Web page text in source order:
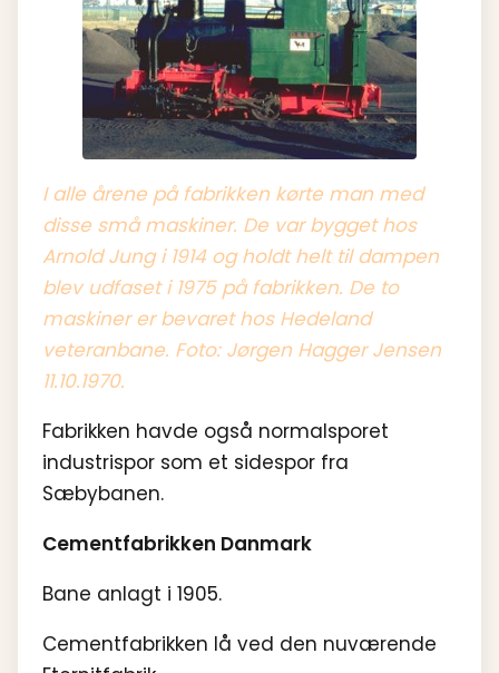
I alle årene på fabrikken kørte man med
disse små maskiner. De var bygget hos
Arnold Jung i 1914 og holdt helt til dampen
blev udfaset i 1975 på fabrikken. De to
maskiner er bevaret hos Hedeland
veteranbane. Foto: Jørgen Hagger Jensen
11.10.1970.
Fabrikken havde også normalsporet
industrispor som et sidespor fra
Sæbybanen.
Cementfabrikken Danmark
Bane anlagt i 1905.
Cementfabrikken lå ved den nuværende